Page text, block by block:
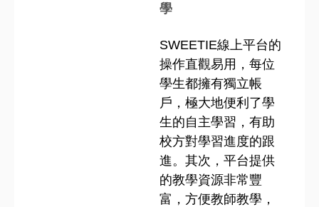
學
SWEETIE線上平台的
操作直觀易用，每位
學生都擁有獨立帳
戶，極大地便利了學
生的自主學習，有助
校方對學習進度的跟
進。其次，平台提供
的教學資源非常豐
富，方便教師教學，